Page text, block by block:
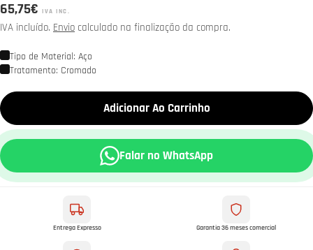
Preço
normal
65,75€ IVA INC.
IVA incluído. Envio calculado na finalização da compra.
Tipo de Material: Aço
Tratamento: Cromado
Adicionar Ao Carrinho
Falar no WhatsApp
Entrega Expresso Garantia 36 meses comercial